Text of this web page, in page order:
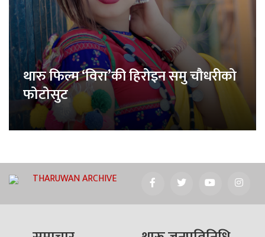
थारु फिल्म ‘विरा’की हिरोइन समु चौधरीको
फोटोसुट
THARUWAN ARCHIVE